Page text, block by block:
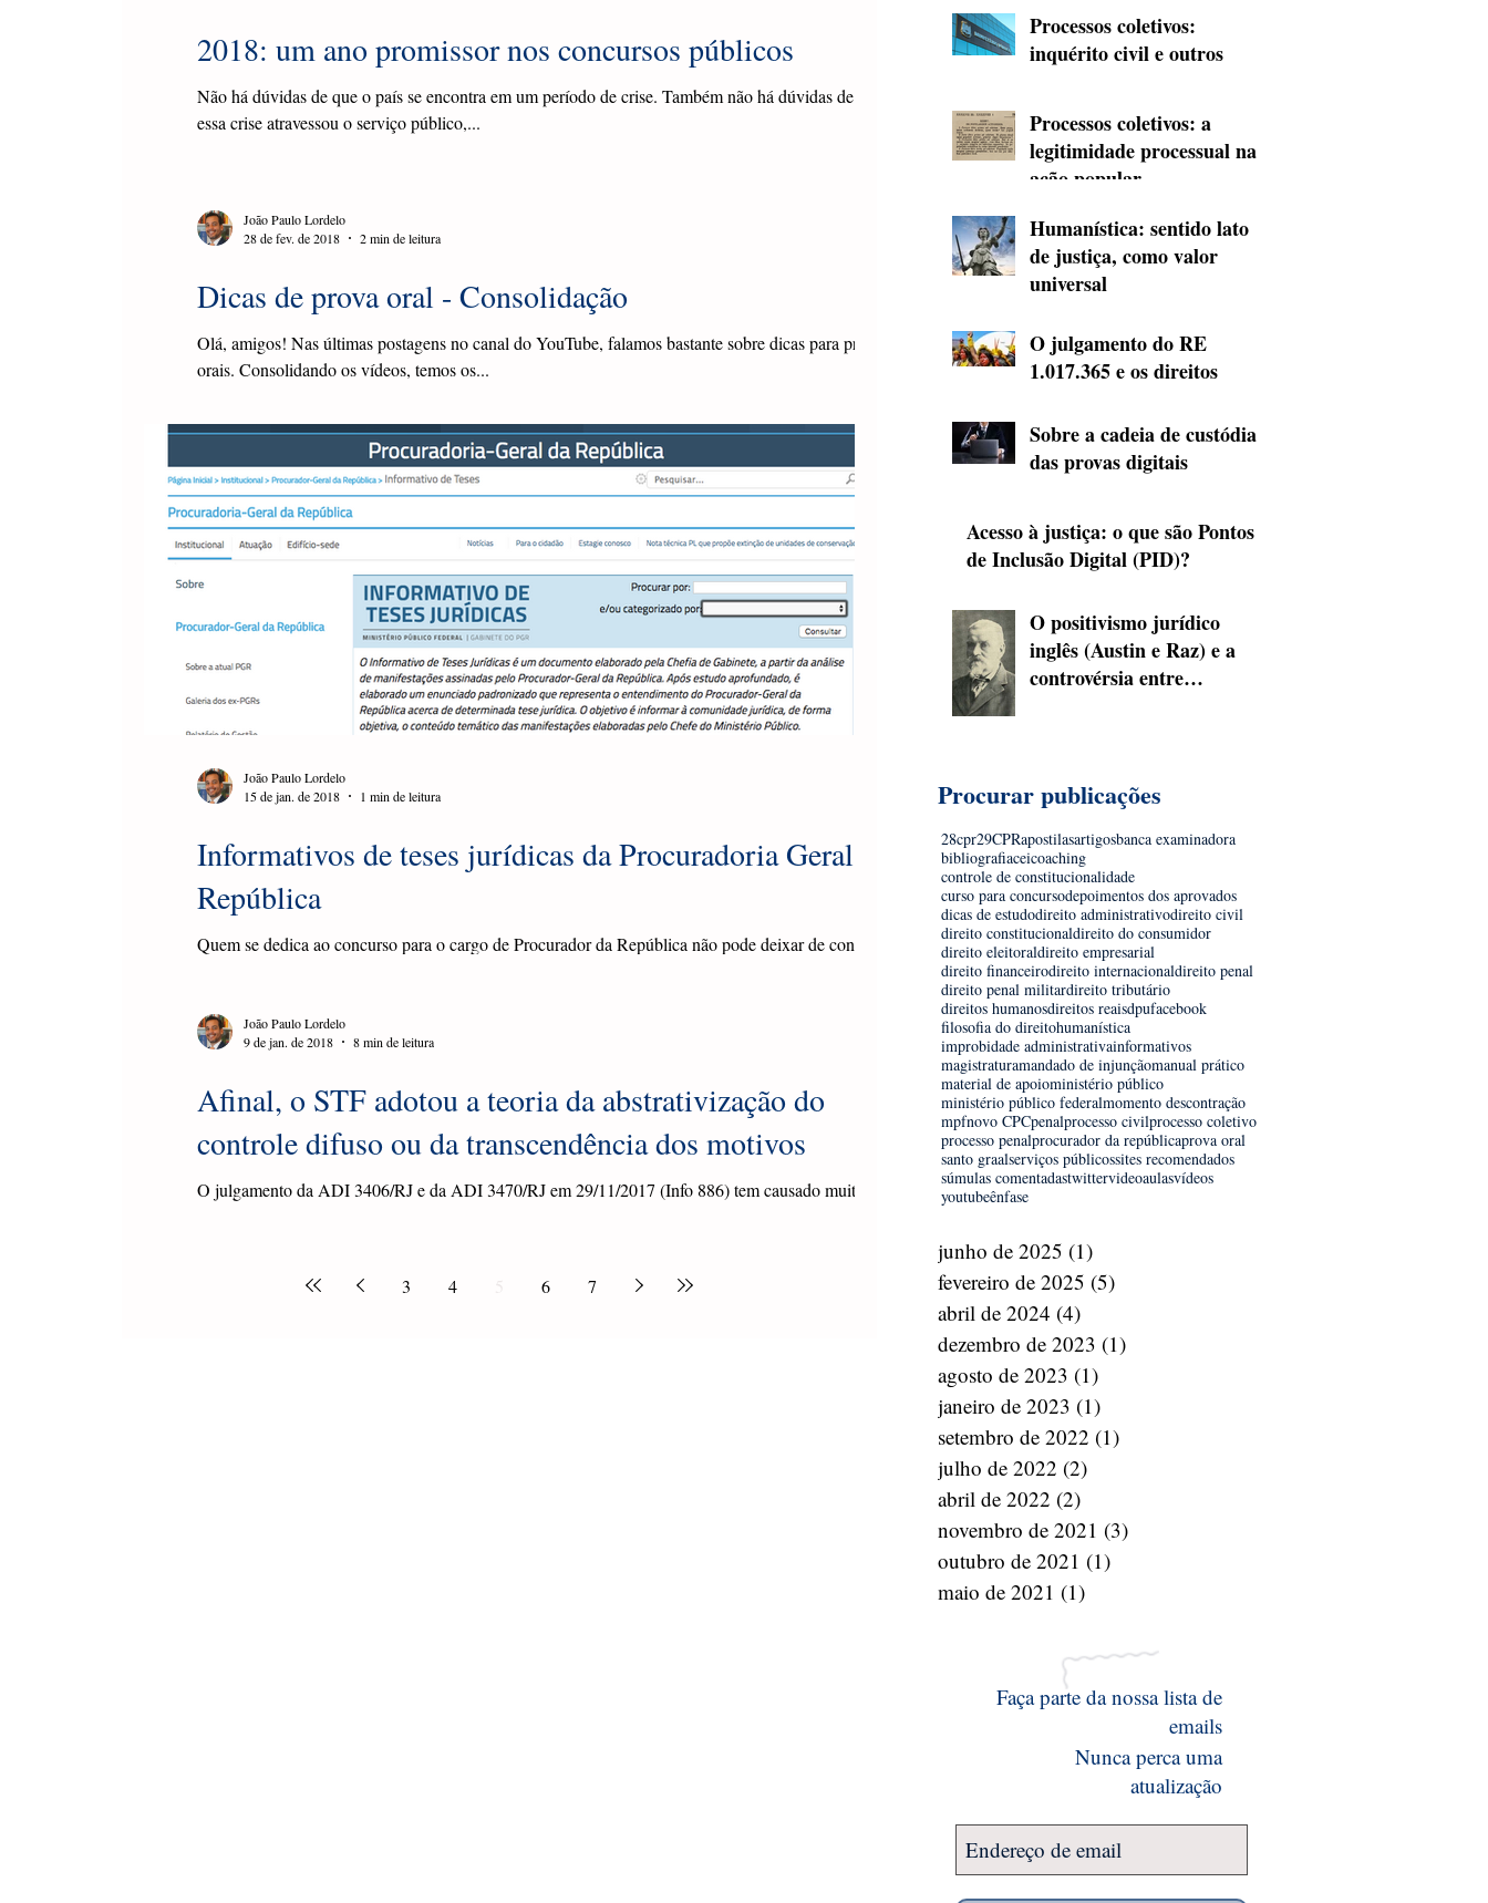
2018: um ano promissor nos concursos públicos
Não há dúvidas de que o país se encontra em um período de crise. Também não há dúvidas de que
essa crise atravessou o serviço público,...
Dicas de prova oral - Consolidação
Olá, amigos! Nas últimas postagens no canal do YouTube, falamos bastante sobre dicas para provas
orais. Consolidando os vídeos, temos os...
João Paulo Lordelo
28 de fev. de 2018
2 min de leitura
Informativos de teses jurídicas da Procuradoria Geral da
República
Quem se dedica ao concurso para o cargo de Procurador da República não pode deixar de conferir -
João Paulo Lordelo
15 de jan. de 2018
1 min de leitura
Afinal, o STF adotou a teoria da abstrativização do
controle difuso ou da transcendência dos motivos
O julgamento da ADI 3406/RJ e da ADI 3470/RJ em 29/11/2017 (Info 886) tem causado muita
João Paulo Lordelo
9 de jan. de 2018
8 min de leitura
3 4 6 7
Processos coletivos:
inquérito civil e outros
Processos coletivos: a
legitimidade processual na
ação popular
Humanística: sentido lato
de justiça, como valor
universal
O julgamento do RE
1.017.365 e os direitos
Sobre a cadeia de custódia
das provas digitais
Acesso à justiça: o que são Pontos
de Inclusão Digital (PID)?
O positivismo jurídico
inglês (Austin e Raz) e a
controvérsia entre
Procurar publicações
28cpr29CPRapostilasartigosbanca examinadora
bibliografiaceicoaching
controle de constitucionalidade
curso para concursodepoimentos dos aprovados
dicas de estudodireito administrativodireito civil
direito constitucionaldireito do consumidor
direito eleitoraldireito empresarial
direito financeirodireito internacionaldireito penal
direito penal militardireito tributário
direitos humanosdireitos reaisdpufacebook
filosofia do direitohumanística
improbidade administrativainformativos
magistraturamandado de injunçãomanual prático
material de apoioministério público
ministério público federalmomento descontração
mpfnovo CPCpenalprocesso civilprocesso coletivo
processo penalprocurador da repúblicaprova oral
santo graalserviços públicossites recomendados
súmulas comentadastwittervideoaulasvídeos
youtubeênfase
junho de 2025 (1)
fevereiro de 2025 (5)
abril de 2024 (4)
dezembro de 2023 (1)
agosto de 2023 (1)
janeiro de 2023 (1)
setembro de 2022 (1)
julho de 2022 (2)
abril de 2022 (2)
novembro de 2021 (3)
outubro de 2021 (1)
maio de 2021 (1)
Faça parte da nossa lista de
emails
Nunca perca uma
atualização